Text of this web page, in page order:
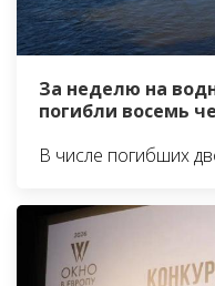
За неделю на
погибли восемь
В числе погибших